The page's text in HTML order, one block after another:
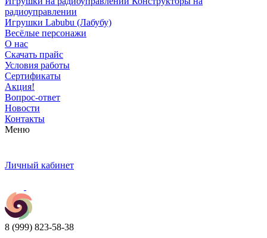
радиоуправлении
Игрушки Labubu (Лабубу)
Весёлые персонажи
О нас
Скачать прайс
Условия работы
Сертификаты
Акция!
Вопрос-ответ
Новости
Контакты
Меню
Личный кабинет
8 (999) 823-58-38